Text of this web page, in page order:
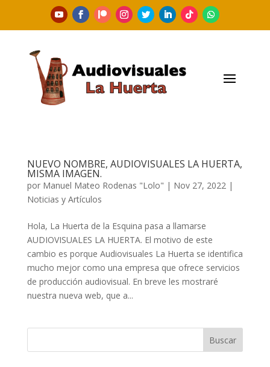
NUEVO NOMBRE, AUDIOVISUALES LA HUERTA,
MISMA IMAGEN.
por Manuel Mateo Rodenas "Lolo" | Nov 27, 2022 |
Noticias y Artículos
Hola, La Huerta de la Esquina pasa a llamarse
AUDIOVISUALES LA HUERTA. El motivo de este
cambio es porque Audiovisuales La Huerta se identifica
mucho mejor como una empresa que ofrece servicios
de producción audiovisual. En breve les mostraré
nuestra nueva web, que a...
Buscar